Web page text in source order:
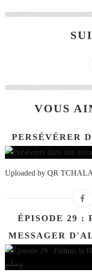
VOUS
PERSÉVÉRER
Uploaded by QR
ÉPISODE 29 :